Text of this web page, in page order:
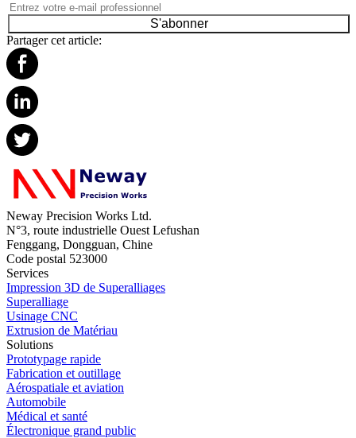
S'abonner
Partager cet article:
Neway Precision Works Ltd.
N°3, route industrielle Ouest Lefushan
Fenggang, Dongguan, Chine
Code postal 523000
Services
Impression 3D de Superalliages
Superalliage
Usinage CNC
Extrusion de Matériau
Solutions
Prototypage rapide
Fabrication et outillage
Aérospatiale et aviation
Automobile
Médical et santé
Électronique grand public